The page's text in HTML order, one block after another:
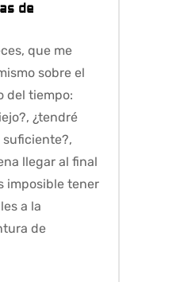
de
que me
sobre el
del tiempo:
¿tendré
llegar al final
imposible tener
a la
de